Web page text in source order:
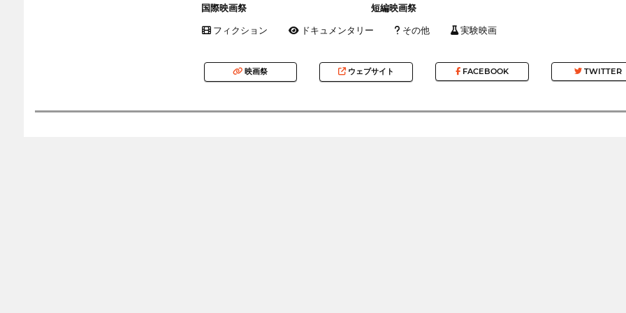
国際映画祭 短編映画祭
フィクション ドキュメンタリー その他 実験映画
映画祭 ウェブサイト FACEBOOK TWITTER